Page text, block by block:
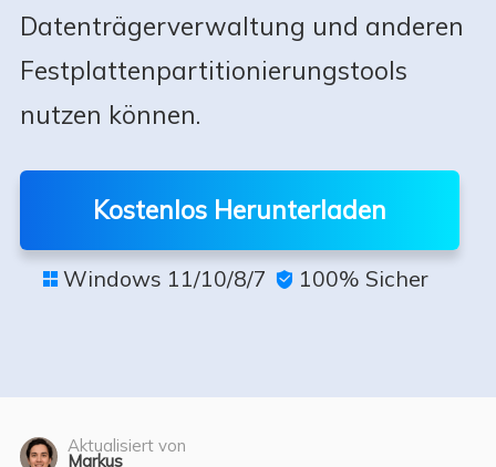
Datenträgerverwaltung und anderen
Festplattenpartitionierungstools
nutzen können.
Kostenlos Herunterladen
 Windows 11/10/8/7  100% Sicher
Aktualisiert von
Markus